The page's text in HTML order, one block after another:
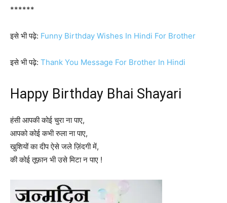
******
इसे भी पढ़े: Funny Birthday Wishes In Hindi For Brother
इसे भी पढ़े: Thank You Message For Brother In Hindi
Happy Birthday Bhai Shayari
हंसी आपकी कोई चुरा ना पाए,
आपको कोई कभी रुला ना पाए,
खुशियों का दीप ऐसे जले ज़िंदगी में,
की कोई तूफ़ान भी उसे मिटा न पाए !